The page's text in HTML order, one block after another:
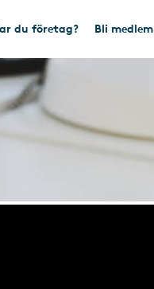
du företag? Bli medlem